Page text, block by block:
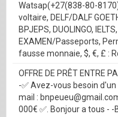
Watsap(+27(838-80-
voltaire, DELF/DALF
BPJEPS, DUOLINGO,
EXAMEN/Passeports,
fausse monnaie, $, €, £ :
OFFRE DE PRÊT ENTRE
-✅ Avez-vous besoin
mail :
000€ ✅. Bonjour a tous - -